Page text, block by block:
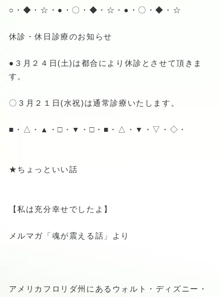
○・◆・☆・●・〇・◆・☆・●・〇・◆・☆
休診・休日診療のお知らせ
●３月２４日(土)は都合により休診とさせて頂きま
す。
〇３月２１日(水祝)は通常診療いたします。
■・△・▲・□・▼・□・■・△・▼・▽・◇・
★ちょっといい話
【私は充分幸せでしたよ】
メルマガ「魂が震える話」より
アメリカフロリダ州にあるウォルト・ディズニー・